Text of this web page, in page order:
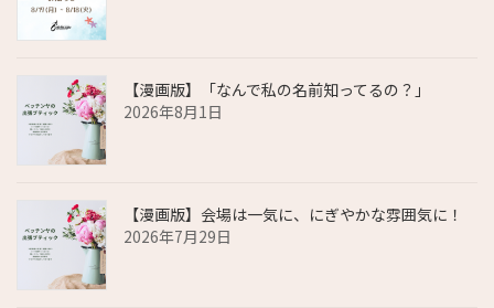
【漫画版】「なんで私の名前知ってるの？」
2026年8月1日
【漫画版】会場は一気に、にぎやかな雰囲気に！
2026年7月29日